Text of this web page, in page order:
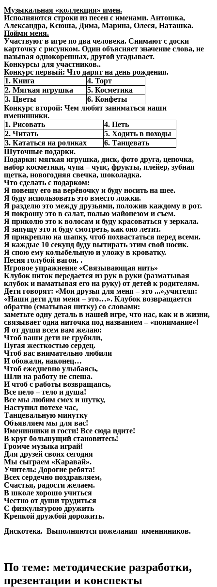
Музыкальная «коллекция» имен.
Исполняются строки из песен с именами. Антошка,
Александра, Ксюша, Дима, Марина, Олеся, Наташка.
Пойми меня.
Участвуют в игре по два человека. Снимают с доски
карточку с рисунком. Один объясняет значение слова, не
называя однокоренных, другой угадывает.
Конкурсы для участников..
Конкурс первый: Что дарят на день рождения.
1. Книга
4. Торт
2. Мягкая игрушка
5. Косметика
3. Цветы
6. Конфеты
Конкурс второй: Чем любят заниматься наши
именинники.
1. Рисовать
4. Петь
2. Читать
5. Ходить в походы
3. Кататься на роликах
6. Танцевать
Шуточные подарки.
Подарки: мягкая игрушка, диск, фото друга, цепочка,
набор косметики, чупа – чупс, фрукты, плейер, зубная
щетка, новогодняя свечка, шоколадка.
Что сделать с подарком:
Я повешу его на верёвочку и буду носить на шее.
Я буду использовать это вместо ложки.
Я разделю это между друзьями, положив каждому в рот.
Я покрошу это в салат, полью майонезом и съем.
Я приколю это к волосам и буду красоваться у зеркала.
Я запущу это и буду смотреть, как оно летит.
Я прикреплю на шапку, чтоб похвастаться перед всеми.
Я каждые 10 секунд буду вытирать этим свой носик.
Я спою ему колыбельную и уложу в кроватку.
Песня голубой вагон. .
Игровое упражнение «Связывающая нить»
Клубок ниток передается из рук в руки (разматывая
клубок и наматывая его на руку) от детей к родителям.
Дети говорят: «Мои друзья для меня – это ...»,учителя:
«Наши дети для меня – это…». Клубок возвращается
обратно (сматывая нитку) со словами:
заметьте одну деталь в нашей игре, что нас, как и в жизни,
связывает одна ниточка под названием – «понимание»!
Я от души всем вам желаю:
Чтоб ваши дети не грубили,
Пугая жесткостью сердец.
Чтоб вас внимательно любили
И обожали, наконец…
Чтоб ежедневно улыбаясь,
Шли на работу не спеша.
И чтоб с работы возвращаясь,
Все пело – тело и душа!
Все мы любим смех и шутку,
Наступил потехе час,
Танцевальную минутку
Объявляем мы для вас!
Именинники и гости! Все сюда идите!
В круг большущий становитесь!
Громче музыка играй!
Для друзей своих сегодня
Мы сыграем «Каравай».
Учитель: Дорогие ребята!
Всех сердечно поздравляем,
Счастья, радости желаем.
В школе хорошо учиться
Честно от души трудиться
С физкультурою дружить
Крепкой дружбой дорожить.
Дискотека. Выполняются пожелания именниников.
По теме: методические разработки,
презентации и конспекты